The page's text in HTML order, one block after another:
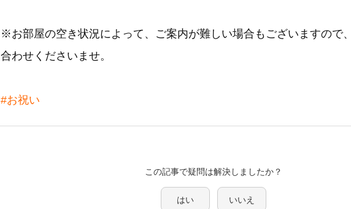
※お部屋の空き状況によって、ご案内が難しい場合もございますので
合わせくださいませ。
#お祝い
この記事で疑問は解決しましたか？
はい いいえ